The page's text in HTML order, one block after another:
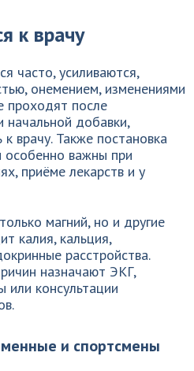
к врачу
часто, усиливаются,
онемением, изменениями
проходят после
начальной добавки,
врачу. Также постановка
важны при
приёме лекарств и у
магний, но и другие
калия, кальция,
расстройства.
назначают ЭКГ,
или консультации
и спортсмены